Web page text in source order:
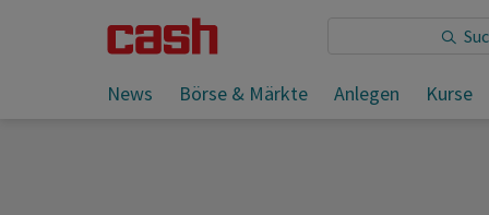
News Börse & Märkte Anlegen Kurse
Sie lesen: